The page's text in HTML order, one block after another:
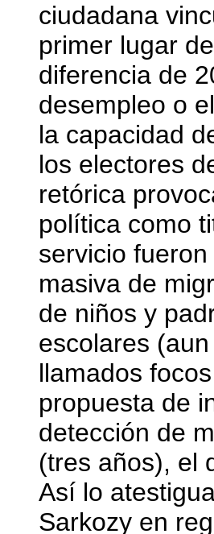
ciudadana
primer lugar
diferencia de
desempleo o
la capacidad
los electores
retórica
política como
servicio
masiva de
de niños y
escolares
llamados
propuesta de
detección de
(tres años), el
Así lo
Sarkozy en